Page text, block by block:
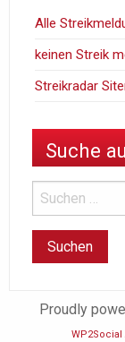
Alle
keinen Streik
Streikradar
Suche
Proudly